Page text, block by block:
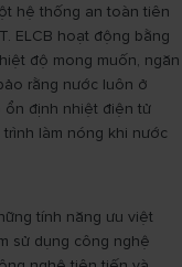
hệ thống an toàn tiên
ELCB hoạt động bằng
độ mong muốn, ngăn
rằng nước luôn ở
ổn định nhiệt điện tử
làm nóng khi nước
tính năng ưu việt
sử dụng công nghệ